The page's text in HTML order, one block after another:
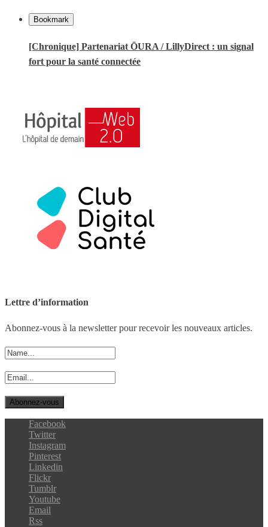
Bookmark
[Chronique] Partenariat ŌURA / LillyDirect : un signal
fort pour la santé connectée
Lettre d’information
Abonnez-vous à la newsletter pour recevoir les nouveaux articles.
Facebook
Twitter
Instagram
Pinterest
Linkedin
Flickr
Tumblr
Youtube
Email
Rss